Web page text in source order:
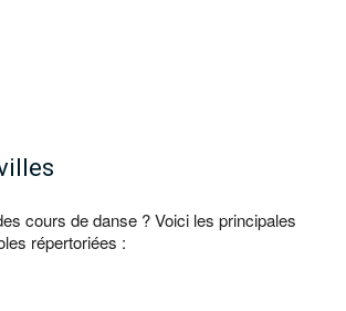
cours de danse ? Voici les principales
répertoriées :